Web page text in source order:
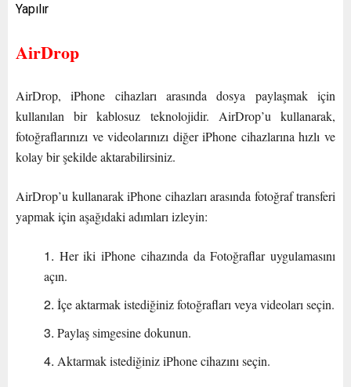
Yapılır
AirDrop
AirDrop, iPhone cihazları arasında dosya paylaşmak için
kullanılan bir kablosuz teknolojidir. AirDrop’u kullanarak,
fotoğraflarınızı ve videolarınızı diğer iPhone cihazlarına hızlı ve
kolay bir şekilde aktarabilirsiniz.
AirDrop’u kullanarak iPhone cihazları arasında fotoğraf transferi
yapmak için aşağıdaki adımları izleyin:
Her iki iPhone cihazında da Fotoğraflar uygulamasını
açın.
İçe aktarmak istediğiniz fotoğrafları veya videoları seçin.
Paylaş simgesine dokunun.
Aktarmak istediğiniz iPhone cihazını seçin.